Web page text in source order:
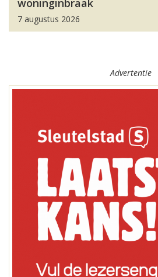
woninginbraak
7 augustus 2026
Advertentie